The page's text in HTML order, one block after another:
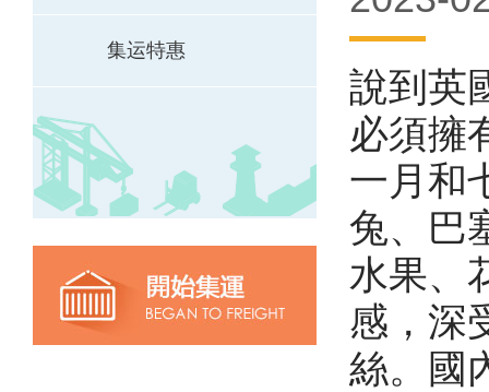
集运特惠
說到英
必須擁
一月和
兔、巴
水果、
感，深
絲。國